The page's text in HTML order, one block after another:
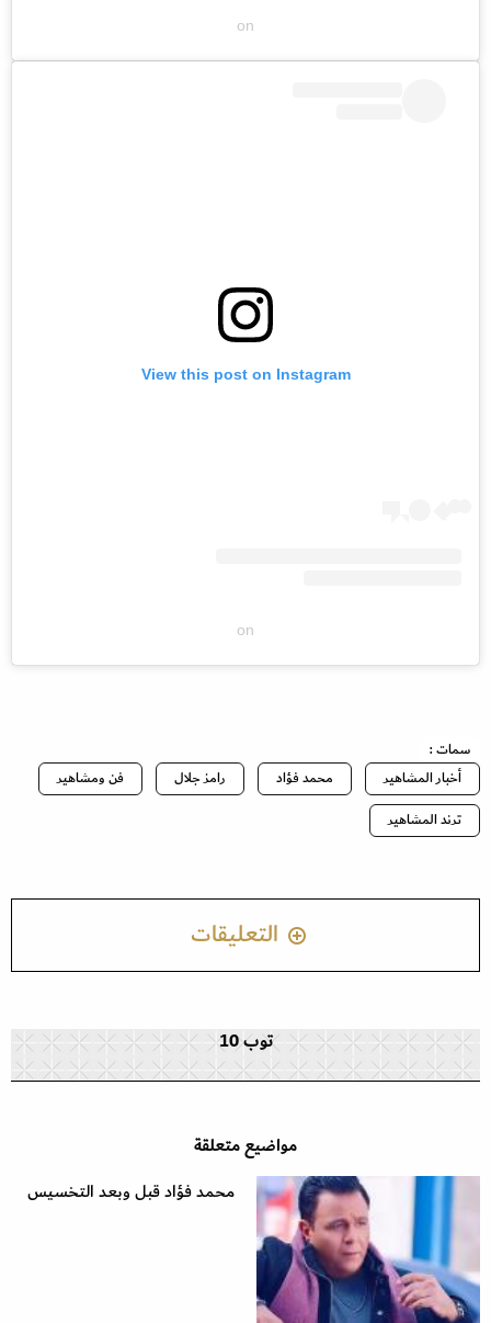
on
View this post on Instagram
on
سمات :
أخبار المشاهير
محمد فؤاد رامز جلال
فن ومشاهير
ترند المشاهير
التعليقات
توب 10
مواضيع متعلقة
محمد فؤاد قبل وبعد التخسيس